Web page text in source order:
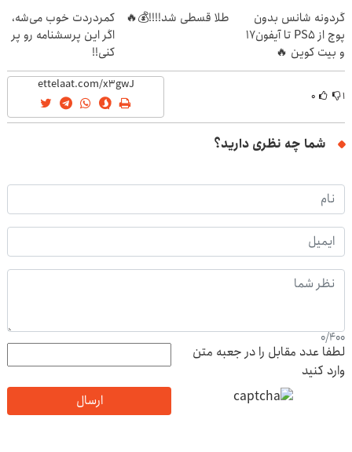
گردونه شانس بدون
پوچ از PS5 تا آیفون17
و بیت کوین 🔥
طلا قسطی شد!!!!💰🔥
کمردردت خوب می‌شه،
اگر این پرسشنامه رو پر
کنی!!
۱ ۰
شما چه نظری دارید؟
0/400
لطفا عدد مقابل را در جعبه متن
وارد کنید
ارسال